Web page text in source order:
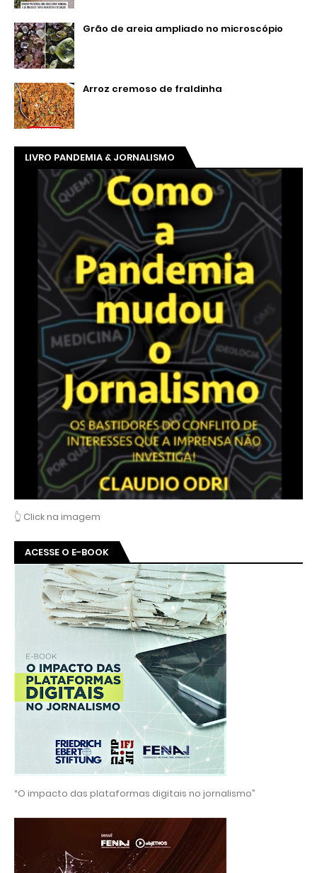
Grão de areia ampliado no microscópio
Arroz cremoso de fraldinha
LIVRO PANDEMIA & JORNALISMO
👆 Click na imagem
ACESSE O E-BOOK
“O impacto das plataformas digitais no jornalismo”